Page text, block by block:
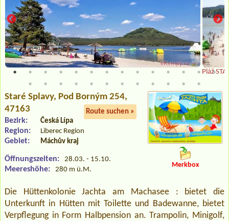
Pláž
Staré Splavy, Pod Borným 254,
47163
Route suchen »
Bezirk: Česká Lípa
Region: Liberec Region
Gebiet: Máchův kraj
Öffnungszeiten: 28.03. - 15.10.
Meereshöhe: 280 m ü.M.
Merkbox
Die Hüttenkolonie Jachta am Machasee : bietet die
Unterkunft in Hütten mit Toilette und Badewanne, bietet
Verpflegung in Form Halbpension an. Trampolin, Minigolf,